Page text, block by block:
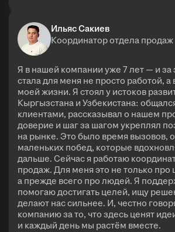
Ильяс Сакиев
Координатор отдела продаж
Я в нашей компании уже 7 лет — и за
стала для меня не просто работой,
моей жизни. Я стоял у истоков
Кыргызстана и Узбекистана:
клиентами, рассказывал о нашем
доверие и шаг за шагом укреплял
на рынке. Это было время вызовов,
маленьких побед, которые
дальше. Сейчас я работаю
продаж. Для меня это не только
а прежде всего про людей. Я
помогаю достигать целей, ищу
делают нас сильнее. И, честно
компанию за то, что здесь ценят
и каждый день мы растём вместе.